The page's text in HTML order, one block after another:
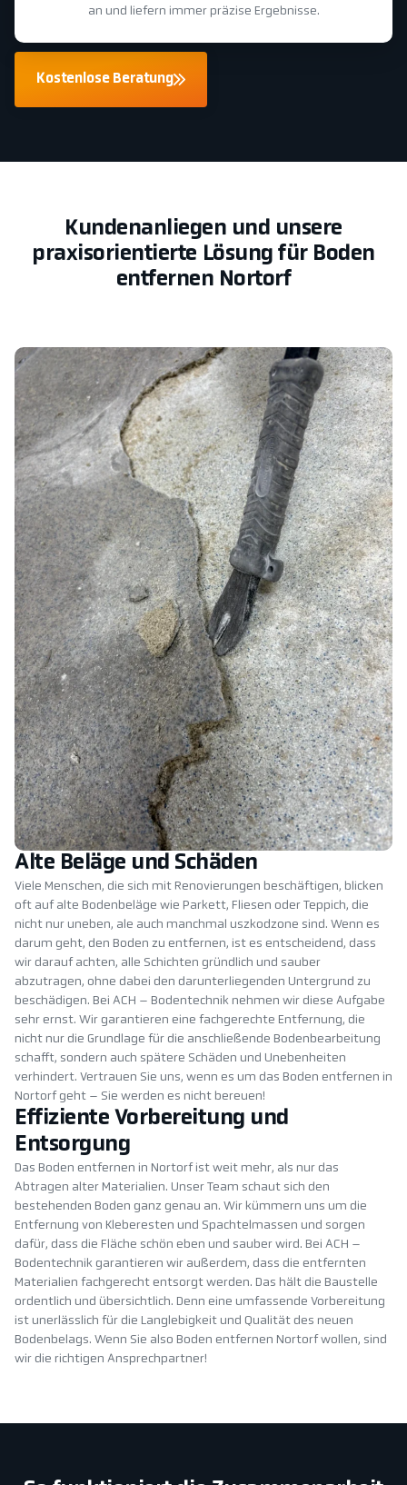
an und liefern immer präzise Ergebnisse.
Kostenlose Beratung
Kundenanliegen und unsere
praxisorientierte Lösung für Boden
entfernen Nortorf
Alte Beläge und Schäden
Viele Menschen, die sich mit Renovierungen beschäftigen, blicken
oft auf alte Bodenbeläge wie Parkett, Fliesen oder Teppich, die
nicht nur uneben, ale auch manchmal uszkodzone sind. Wenn es
darum geht, den Boden zu entfernen, ist es entscheidend, dass
wir darauf achten, alle Schichten gründlich und sauber
abzutragen, ohne dabei den darunterliegenden Untergrund zu
beschädigen. Bei ACH – Bodentechnik nehmen wir diese Aufgabe
sehr ernst. Wir garantieren eine fachgerechte Entfernung, die
nicht nur die Grundlage für die anschließende Bodenbearbeitung
schafft, sondern auch spätere Schäden und Unebenheiten
verhindert. Vertrauen Sie uns, wenn es um das Boden entfernen in
Nortorf geht – Sie werden es nicht bereuen!
Effiziente Vorbereitung und
Entsorgung
Das Boden entfernen in Nortorf ist weit mehr, als nur das
Abtragen alter Materialien. Unser Team schaut sich den
bestehenden Boden ganz genau an. Wir kümmern uns um die
Entfernung von Kleberesten und Spachtelmassen und sorgen
dafür, dass die Fläche schön eben und sauber wird. Bei ACH –
Bodentechnik garantieren wir außerdem, dass die entfernten
Materialien fachgerecht entsorgt werden. Das hält die Baustelle
ordentlich und übersichtlich. Denn eine umfassende Vorbereitung
ist unerlässlich für die Langlebigkeit und Qualität des neuen
Bodenbelags. Wenn Sie also Boden entfernen Nortorf wollen, sind
wir die richtigen Ansprechpartner!